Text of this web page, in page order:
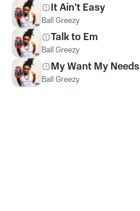
It Ain't Easy
Ball Greezy
Talk to Em
Ball Greezy
My Want My Needs
Ball Greezy